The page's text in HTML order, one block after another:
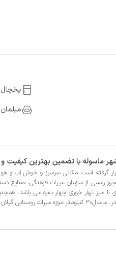
یخچال
مبلمان